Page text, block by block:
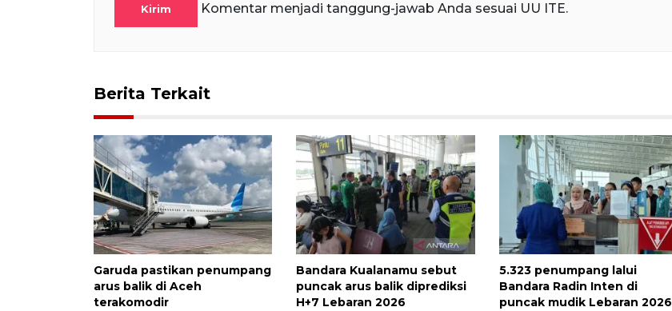
Kirim Komentar menjadi tanggung-jawab Anda sesuai UU ITE.
Berita Terkait
Garuda pastikan penumpang
arus balik di Aceh
terakomodir
Bandara Kualanamu sebut
puncak arus balik diprediksi
H+7 Lebaran 2026
5.323 penumpang lalui
Bandara Radin Inten di
puncak mudik Lebaran 2026